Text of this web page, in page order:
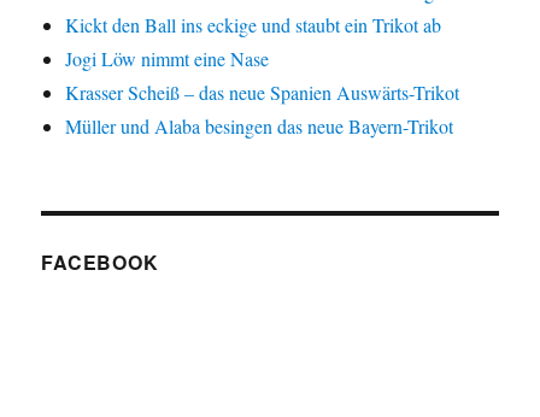
Kickt den Ball ins eckige und staubt ein Trikot ab
Jogi Löw nimmt eine Nase
Krasser Scheiß – das neue Spanien Auswärts-Trikot
Müller und Alaba besingen das neue Bayern-Trikot
FACEBOOK